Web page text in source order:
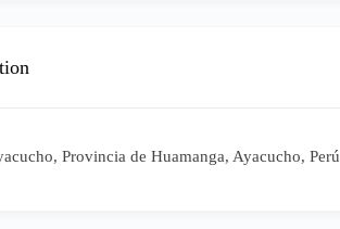
Provincia de Huamanga, Ayacucho, Perú